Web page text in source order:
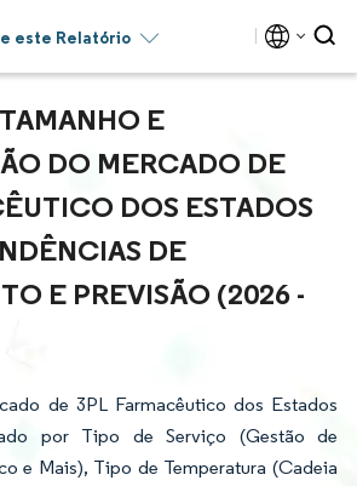
este Relatório
E
DO MERCADO DE
DOS ESTADOS
DE
E PREVISÃO (2026 -
de 3PL Farmacêutico dos Estados
por Tipo de Serviço (Gestão de
e Mais), Tipo de Temperatura (Cadeia